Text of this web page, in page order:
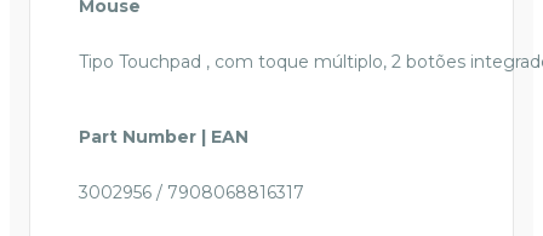
Mouse
Tipo Touchpad , com toque múltiplo, 2 botões
Part Number | EAN
3002956 / 7908068816317